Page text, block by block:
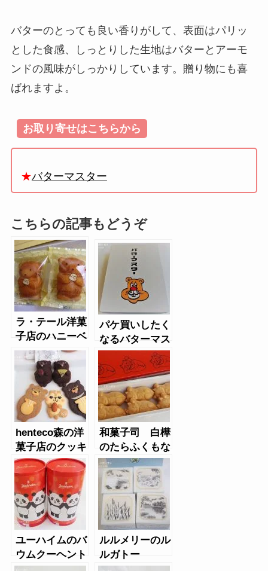
バターのとっても良い香りがして、表面はパリッ
とした食感、しっとりした生地はバターとアーモ
ンドの風味がしっかりしています。贈り物にも喜
ばれますよ。
お取り寄せはこちらから
★バターマスター
こちらの記事もどうぞ
ラ・テール洋菓
子店のハニーベ
ア
パケ買いしたく
なるバターマス
ターLiving
roomのフィナ
ンシェ缶
henteco森の洋
菓子店のクッキ
ー
和菓子司 白樺
のたらふくもな
か
ユーハイムのバ
ウムクーヘント
ゥルム
ルルメリーのル
ルガトー